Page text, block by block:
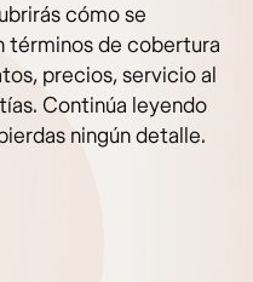
cómo se
términos de cobertura
precios, servicio al
Continúa leyendo
ningún detalle.